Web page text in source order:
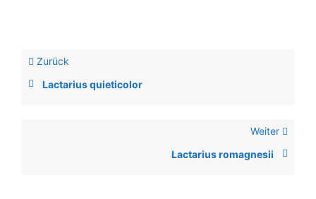
Zurück
Lactarius quieticolor
Weiter
Lactarius romagnesii